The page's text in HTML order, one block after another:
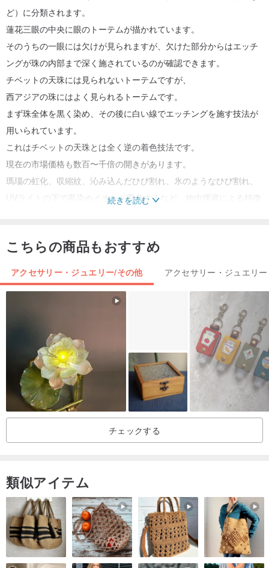
ど）に分類されます。
蓮花三眼の中央に眼のトーテムが描かれています。
そのうちの一眼には欠けが見られますが、欠けた部分からはエッチ
ングが珠の内部まで深く施されているのが確認できます。
チベットの天珠には見られないトーテムですが、
西アジアの珠にはよく見られるトーテムです。
まず珠全体を黒く染め、その後に白い線でエッチングを施す技法が
用いられています。
これはチベットの天珠とは全く逆の着色技法です。
現在の市場価格も数百〜千倍の開きがあります。
瑪瑙の虹化、収縮紋、沁み込んだひび割れ、氷のようなひび割れ、
UVライトの下で黒染めイオンが変色するなど、地中埋蔵による特徴
***************************
西アジアの珠は、自然崇拝に由来する原始的なトーテム（山、川、
日、月、星、稲妻など）だけでなく、
ヒンドゥー教や仏教のトーテムも持ち合わせています。
さらに、ゾロアスター教や古代エジプト文明の文化も融合していま
古珠を愛でる際は、海外の資料（特に中国大陸の資料）を多く参照
することをお勧めします。
そうすることで視野が広がり、一つの場所に限定されることなく、
より深く古珠の世界を楽しめます。
古珠は元々、非常に重要な宗教的なお守りとしての意味と用途を持
っていました。
困難な時期には、お守りとなる古い珠を身につけることで、磁場を
整え、運勢を補強すると言われています。
普段から読経や真言を唱え、布施や放生を行うことで、自然と災い
続きを読む
こちらの商品もおすすめ
アクセサリー・ジュエリー/その他 アクセサリー・ジュエリー
チェックする
類似アイテム